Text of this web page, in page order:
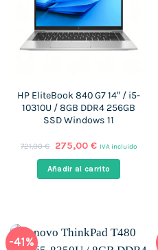
HP EliteBook 840 G7 14″ / i5-
10310U / 8GB DDR4 256GB
SSD Windows 11
721,00€
El
original
era:
275,00 €El
actual
es:
IVA incluido
Añadir al carrito
-41%